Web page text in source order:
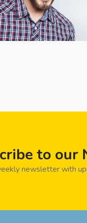
to our
newsletter with